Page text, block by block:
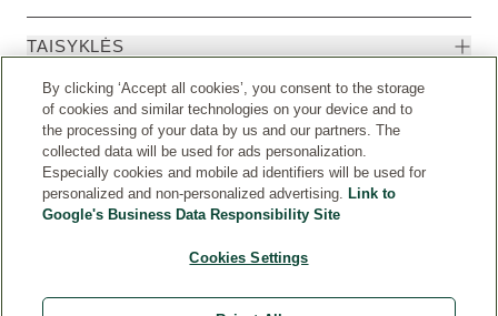
TAISYKLĖS
By clicking ‘Accept all cookies’, you consent to the storage
of cookies and similar technologies on your device and to
the processing of your data by us and our partners. The
collected data will be used for ads personalization.
Especially cookies and mobile ad identifiers will be used for
personalized and non-personalized advertising. Link to
Google's Business Data Responsibility Site
Cookies Settings